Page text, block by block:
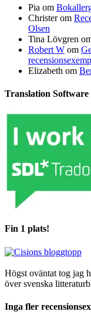
Pia om
Christerom
Olsen
Tina Lövgren
Robert W om
Elizabeth om
Translation Software
Fin 1 plats!
Högst oväntat tog jag
över svenska
Inga fler